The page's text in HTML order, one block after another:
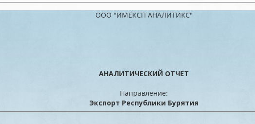
ООО "ИМЕКСП АНАЛИТИКС"
АНАЛИТИЧЕСКИЙ ОТЧЕТ
Направление:
Экспорт Республики Бурятия